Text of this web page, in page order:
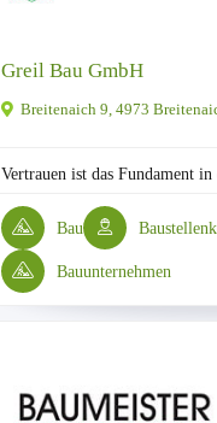
Greil Bau GmbH
Breitenaich 9, 4973
Vertrauen ist das Fundament
Bau
Bauunternehmen